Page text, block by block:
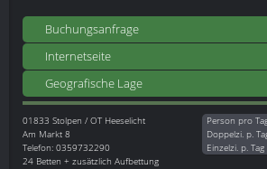
Buchungsanfrage
Internetseite
Geografische Lage
01833 Stolpen / OT Heeselicht
Am Markt 8
Telefon: 0359732290
24 Betten + zusätzlich Aufbettung
Person pro
Doppelzi. p.
Einzelzi. p. Tag